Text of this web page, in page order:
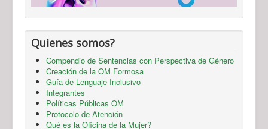
Quienes somos?
Compendio de Sentencias con Perspectiva de Género
Creación de la OM Formosa
Guía de Lenguaje Inclusivo
Integrantes
Políticas Públicas OM
Protocolo de Atención
Qué es la Oficina de la Mujer?